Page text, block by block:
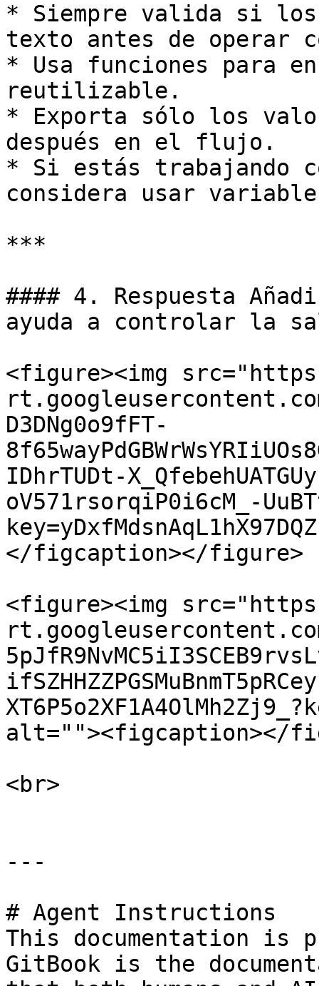
* Siempre valida si
texto antes de operar
* Usa funciones para
reutilizable.
* Exporta sólo los
después en el flujo.
* Si estás trabajando
considera usar
***
#### 4. Respuesta
ayuda a controlar la
<figure><img
D3DNg0o9fFT-
IDhrTUDt-
oV571rsorqiP0i6cM_-
</figcaption></figure>
<figure><img
alt=""><figcaption></
<br>
---
# Agent Instructions
This documentation is
GitBook is the